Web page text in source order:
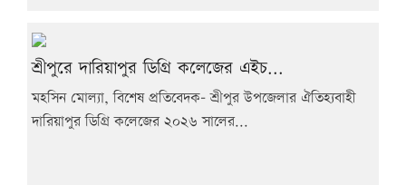
শ্রীপুরে দারিয়াপুর ডিগ্রি কলেজের এইচ...
মহসিন মোল্যা, বিশেষ প্রতিবেদক- শ্রীপুর উপজেলার ঐতিহ্যবাহী
দারিয়াপুর ডিগ্রি কলেজের ২০২৬ সালের...